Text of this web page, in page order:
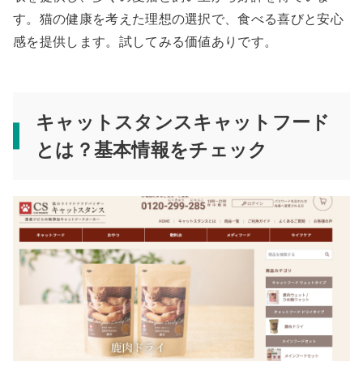
す。猫の健康を考えた理想の選択で、食べる喜びと安心
感を提供します。試してみる価値ありです。
キャットスタンスキャットフード
とは？基本情報をチェック